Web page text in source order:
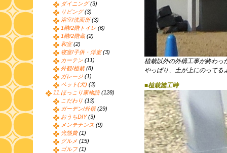
植栽以外の外構工事が終わっ
やっぱり、土が上にのってる
■植栽施工時
ダイニング(3)
リビング(3)
浴室/洗面所(3)
1階/2階トイレ (6)
1階/2階蔵(2)
和室(2)
寝室/子供・洋室(3)
カーテン (11)
外観/植栽(8)
ガレージ (1)
ペット(犬) (3)
11.ほっこり家物語(128)
こだわり (13)
ガーデン/外構(29)
おうちDIY(3)
メンテナンス (9)
光熱費(1)
グルメ (15)
ゴルフ (1)